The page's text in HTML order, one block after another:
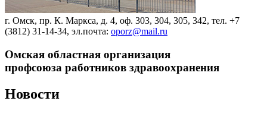
г. Омск, пр. К. Маркса, д. 4, оф. 303, 304, 305, 342, тел. +7
(3812) 31-14-34, эл.почта: oporz@mail.ru
Омская областная организация
профсоюза работников здравоохранения
Новости